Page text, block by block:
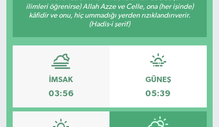
ilimleri öğrenirse) Allah Azze ve Celle, ona (her işinde)
kâfidir ve onu, hiç ummadığı yerden rızıklandırıverir.
(Hadis-i şerif)
İMSAK
03:56
GÜNEŞ
05:39
Devrek
ÇEVRE
BİLİM VE TEKNOLOJİ